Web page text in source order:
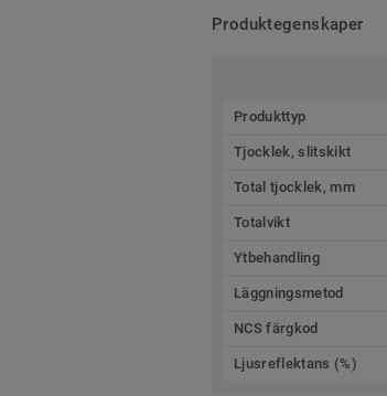
Produktegenskaper
Produkttyp
Tjocklek, slitskikt
Total tjocklek, mm
Totalvikt
Ytbehandling
Läggningsmetod
NCS färgkod
Ljusreflektans (%)